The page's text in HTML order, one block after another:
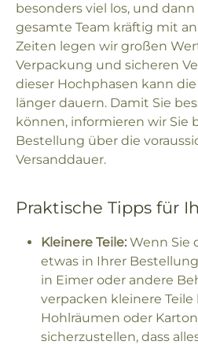
besonders viel los, und
gesamte Team kräftig mit
Zeiten legen wir großen
Verpackung und sicheren
dieser Hochphasen kann
länger dauern. Damit Sie
können, informieren wir Sie
Bestellung über die
Versanddauer.
Praktische Tipps für
Kleinere Teile: Wenn Sie
etwas in Ihrer
in Eimer oder andere
verpacken kleinere Teile
Hohlräumen oder
sicherzustellen, dass